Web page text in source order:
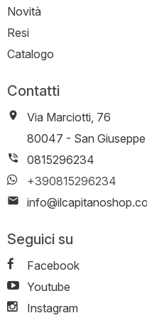
Novità
Resi
Catalogo
Contatti
Via Marciotti, 76
-
80047 - San
0815296234
+390815296234
Seguici su
Facebook
Youtube
Instagram